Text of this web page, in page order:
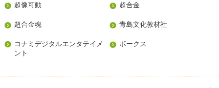
超像可動 超合金
超合金魂 青島文化教材社
コナミデジタルエンタテイメ
ント
ボークス